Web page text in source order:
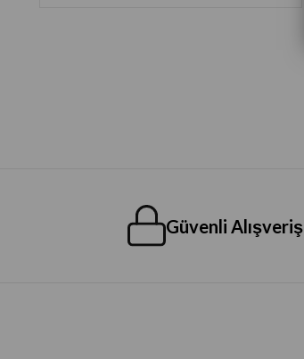
Güvenli Alışveriş